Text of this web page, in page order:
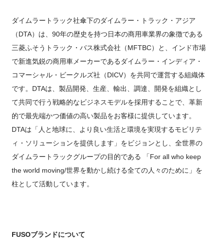
ダイムラートラック社傘下のダイムラー・トラック・アジア
（DTA）は、90年の歴史を持つ日本の商用車業界の象徴である
三菱ふそうトラック・バス株式会社（MFTBC）と、インド市場
で新進気鋭の商用車メーカーであるダイムラー・インディア・
コマーシャル・ビークルズ社（DICV）を共同で運営する組織体
です。DTAは、製品開発、生産、輸出、調達、開発を組織とし
て共同で行う戦略的なビジネスモデルを採用することで、革新
的で最先端かつ価値の高い製品をお客様に提供しています。
DTAは「人と地球に、より良い生活と環境を実現するモビリテ
ィ・ソリューションを提供します」をビジョンとし、全世界の
ダイムラートラックグループの目的である 「For all who keep
the world moving/世界を動かし続ける全ての人々のために」を
柱として活動しています。
FUSOブランドについて